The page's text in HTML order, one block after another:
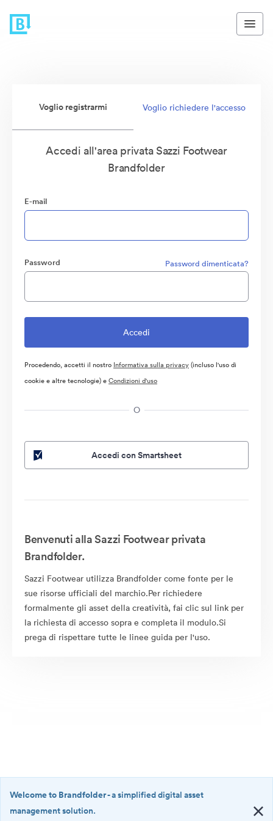
Voglio registrarmi Voglio richiedere l'accesso
Accedi all'area privata Sazzi Footwear
Brandfolder
E-mail
Password Password dimenticata?
Procedendo, accetti il nostro Informativa sulla privacy(incluso l'uso di
cookie e altre tecnologie) eCondizioni d'uso
O
Accedi con Smartsheet
Benvenuti alla Sazzi Footwear privata
Brandfolder.
Sazzi Footwear utilizza Brandfolder come fonte per le
sue risorse ufficiali del marchio.Per richiedere
formalmente gli asset della creatività, fai clic sul link per
la richiesta di accesso sopra e completa il modulo.Si
prega di rispettare tutte le linee guida per l'uso.
Welcome to Brandfolder- a simplified digital asset
management solution.